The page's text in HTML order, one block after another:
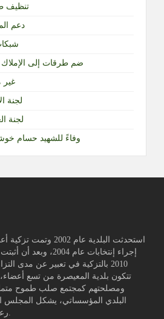
تنظيف
دعم
ضم طرقات إلى الإملاك
لجنة
لجنة
وفاءً للشهيد حسام
استحدثت البلدية عام
إجراء إنتخابات عام
2010 بالتزكية في تعبير عن مدى
تتكون بلدية المعيصرة من تسع أعضاء،
ومصلحتهم كمجتمع صلب طموح
البلدي المؤسساتي، يشكل المجلس